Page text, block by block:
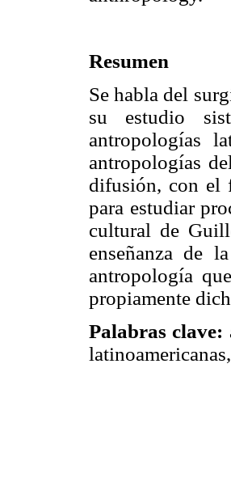
Resumen
Se habla del
su estudio
antropologías
antropologías
difusión, con el
para estudiar
cultural de
enseñanza de
antropología
propiamente
Palabras clave: